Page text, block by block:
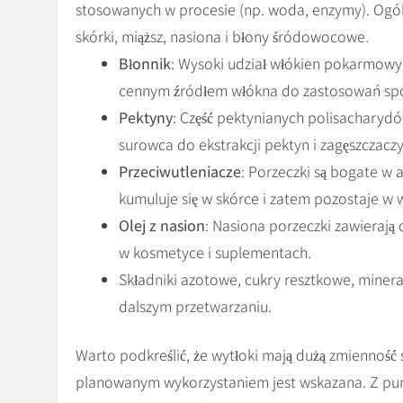
stosowanych w procesie (np. woda, enzymy).
skórki, miąższ, nasiona i błony śródowocowe.
Błonnik: Wysoki udział włókien
cennym źródłem włókna do zastosowań
Pektyny: Część pektynianych
surowca do ekstrakcji pektyn i
Przeciwutleniacze: Porzeczki są bogate w
kumuluje się w skórce i zatem pozostaje w
Olej z nasion: Nasiona porzeczki
w kosmetyce i suplementach.
Składniki azotowe, cukry resztkowe,
dalszym przetwarzaniu.
Warto podkreślić, że wytłoki mają dużą
planowanym wykorzystaniem jest wskazana. Z